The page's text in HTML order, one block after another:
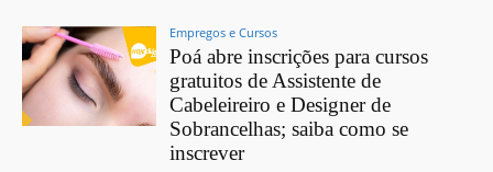
Empregos e Cursos
Poá abre inscrições para cursos
gratuitos de Assistente de
Cabeleireiro e Designer de
Sobrancelhas; saiba como se
inscrever